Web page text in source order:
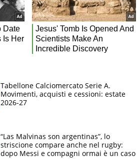
Tabellone Calciomercato Serie A.
Movimenti, acquisti e cessioni: estate
2026-27
“Las Malvinas son argentinas”, lo
striscione compare anche nel rugby:
dopo Messi e compagni ormai è un caso